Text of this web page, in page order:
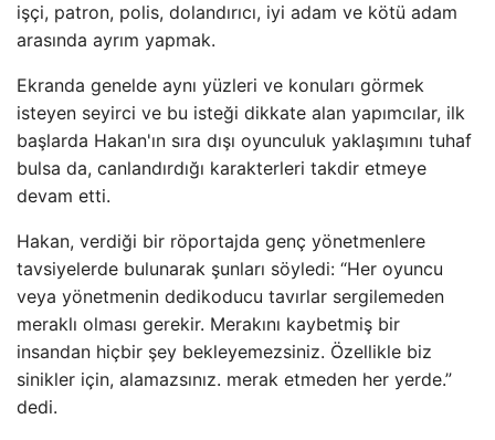
işçi, patron, polis, dolandırıcı, iyi adam ve kötü adam
arasında ayrım yapmak.
Ekranda genelde aynı yüzleri ve konuları görmek
isteyen seyirci ve bu isteği dikkate alan yapımcılar, ilk
başlarda Hakan'ın sıra dışı oyunculuk yaklaşımını tuhaf
bulsa da, canlandırdığı karakterleri takdir etmeye
devam etti.
Hakan, verdiği bir röportajda genç yönetmenlere
tavsiyelerde bulunarak şunları söyledi: “Her oyuncu
veya yönetmenin dedikoducu tavırlar sergilemeden
meraklı olması gerekir. Merakını kaybetmiş bir
insandan hiçbir şey bekleyemezsiniz. Özellikle biz
sinikler için, alamazsınız. merak etmeden her yerde.”
dedi.